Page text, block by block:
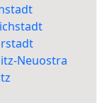
Neuostra